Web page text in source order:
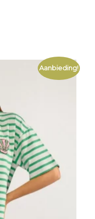
Aanbieding!